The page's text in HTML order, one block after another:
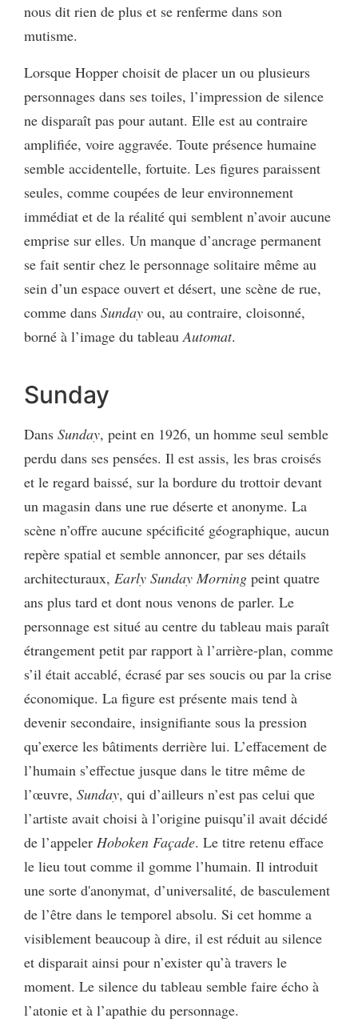
nous dit rien de plus et se renferme dans son
mutisme.
Lorsque Hopper choisit de placer un ou plusieurs
personnages dans ses toiles, l’impression de silence
ne disparaît pas pour autant. Elle est au contraire
amplifiée, voire aggravée. Toute présence humaine
semble accidentelle, fortuite. Les figures paraissent
seules, comme coupées de leur environnement
immédiat et de la réalité qui semblent n’avoir aucune
emprise sur elles. Un manque d’ancrage permanent
se fait sentir chez le personnage solitaire même au
sein d’un espace ouvert et désert, une scène de rue,
comme dans Sunday ou, au contraire, cloisonné,
borné à l’image du tableau Automat.
Sunday
Dans Sunday, peint en 1926, un homme seul semble
perdu dans ses pensées. Il est assis, les bras croisés
et le regard baissé, sur la bordure du trottoir devant
un magasin dans une rue déserte et anonyme. La
scène n’offre aucune spécificité géographique, aucun
repère spatial et semble annoncer, par ses détails
architecturaux, Early Sunday Morning peint quatre
ans plus tard et dont nous venons de parler. Le
personnage est situé au centre du tableau mais paraît
étrangement petit par rapport à l’arrière-plan, comme
s’il était accablé, écrasé par ses soucis ou par la crise
économique. La figure est présente mais tend à
devenir secondaire, insignifiante sous la pression
qu’exerce les bâtiments derrière lui. L’effacement de
l’humain s’effectue jusque dans le titre même de
l’œuvre, Sunday, qui d’ailleurs n’est pas celui que
l’artiste avait choisi à l’origine puisqu’il avait décidé
de l’appeler Hoboken Façade. Le titre retenu efface
le lieu tout comme il gomme l’humain. Il introduit
une sorte d'anonymat, d’universalité, de basculement
de l’être dans le temporel absolu. Si cet homme a
visiblement beaucoup à dire, il est réduit au silence
et disparait ainsi pour n’exister qu’à travers le
moment. Le silence du tableau semble faire écho à
l’atonie et à l’apathie du personnage.